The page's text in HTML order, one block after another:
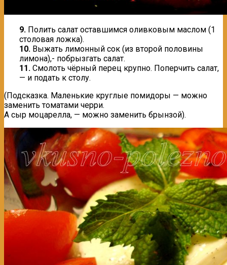
9. Полить салат оставшимся оливковым маслом (1
столовая ложка).
10. Выжать лимонный сок (из второй половины
лимона),- побрызгать салат.
11. Смолоть чёрный перец крупно. Поперчить салат,
— и подать к столу.
(Подсказка. Маленькие круглые помидоры — можно
заменить томатами черри.
А сыр моцарелла, — можно заменить брынзой).